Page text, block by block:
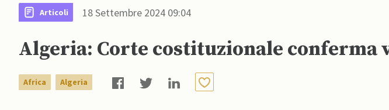
Articoli 18 Settembre 2024 09:04
Algeria: Corte costituzionale conferma
Africa Algeria